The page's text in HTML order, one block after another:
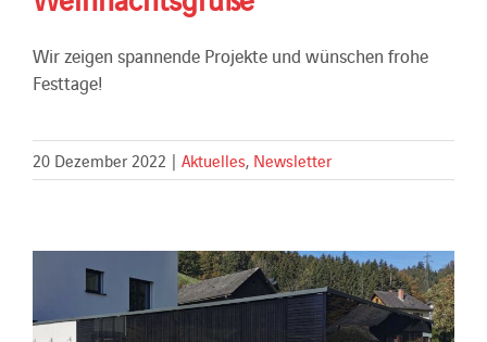
Wir zeigen spannende Projekte und wünschen frohe
Festtage!
20 Dezember 2022 | Aktuelles, Newsletter